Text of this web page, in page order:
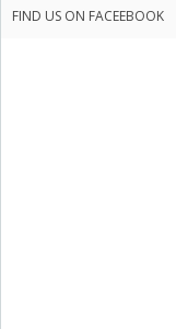
FIND US ON FACEEBOOK